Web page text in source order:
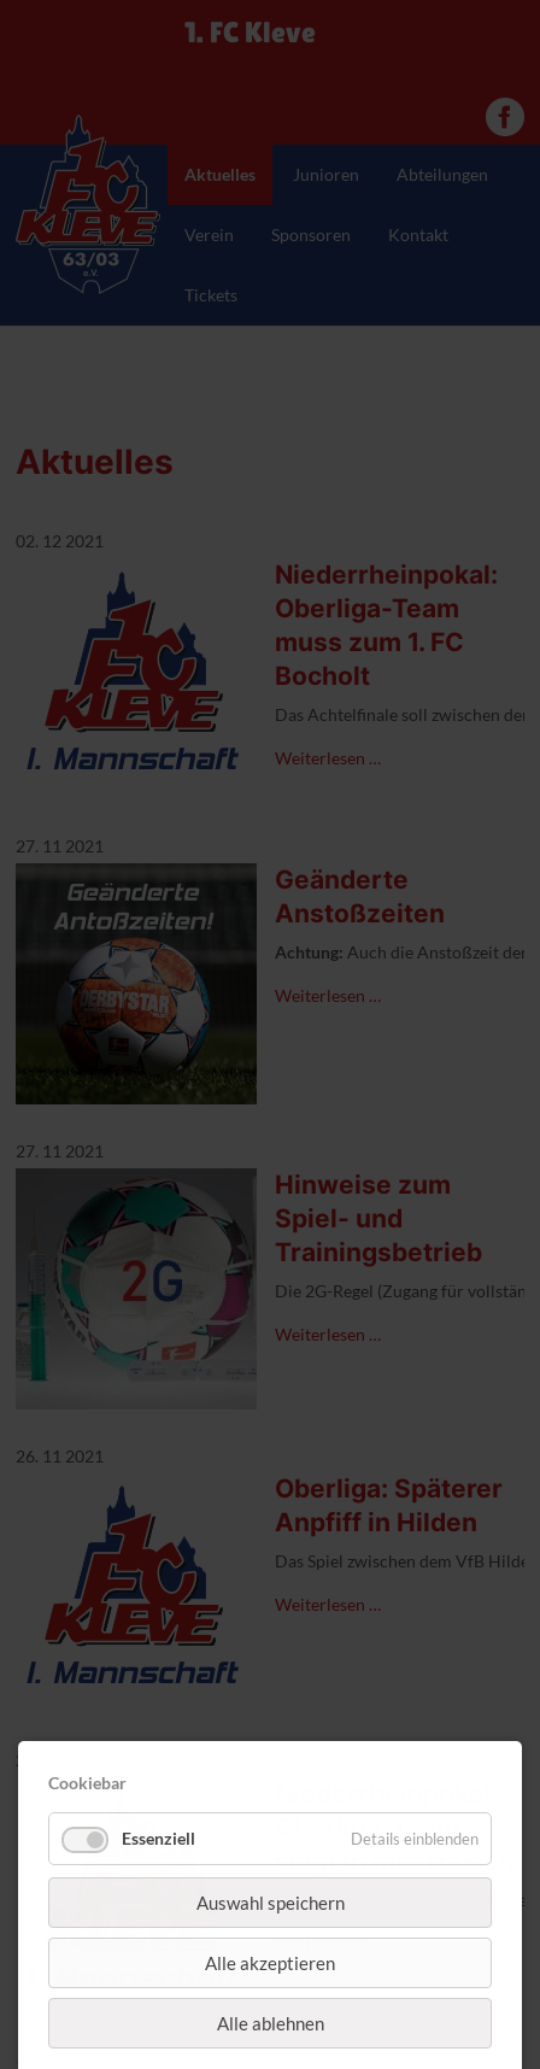
1. FC Kleve
Aktuelles Junioren Abteilungen
Verein Sponsoren Kontakt
Tickets
Aktuelles
02. 12 2021
Niederrheinpokal:
Oberliga-Team
muss zum 1. FC
Bocholt
Das Achtelfinale soll zwischen
Weiterlesen …
27. 11 2021
Geänderte
Anstoßzeiten
Achtung: Auch die Anstoßzeit der
Weiterlesen …
27. 11 2021
Hinweise zum
Spiel- und
Trainingsbetrieb
Die 2G-Regel (Zugang für
Weiterlesen …
26. 11 2021
Oberliga: Späterer
Anpfiff in Hilden
Das Spiel zwischen dem VfB
Weiterlesen …
20. 11 2021
Oberliga-Team
siegt in Meerbusch
Der 1. FC Kleve steht in der
Weiterlesen …
Cookiebar
Essenziell Details einblenden
Auswahl speichern
Alle akzeptieren
Alle ablehnen